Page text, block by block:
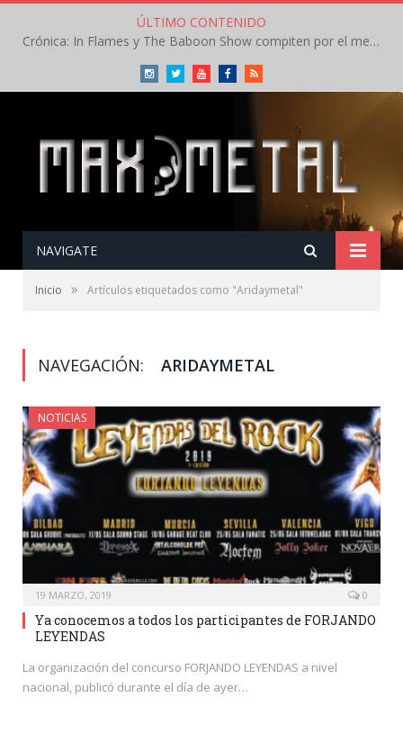
ÚLTIMO CONTENIDO
Crónica: In Flames y The Baboon Show compiten por el mejor concierto del día en el Leyendas del Rock – Viernes – Agosto 2026
InstagramTwitterYoutubeFacebookRSS
NAVIGATE
Inicio » Artículos etiquetados como "Aridaymetal"
NAVEGACIÓN: ARIDAYMETAL
NOTICIAS
19 MARZO, 2019 0
Ya conocemos a todos los participantes de FORJANDO
LEYENDAS
La organización del concurso FORJANDO LEYENDAS a nivel
nacional, publicó durante el día de ayer…